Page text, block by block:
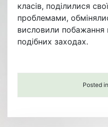
класів, поділилися
проблемами,
висловили побажання
подібних заходах.
Posted in